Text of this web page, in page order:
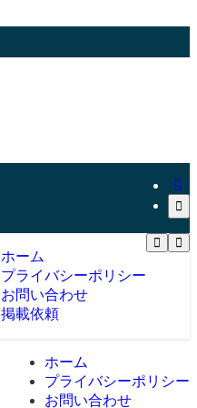
ホーム
プライバシーポリシー
お問い合わせ
掲載依頼
ホーム
プライバシーポリシー
お問い合わせ